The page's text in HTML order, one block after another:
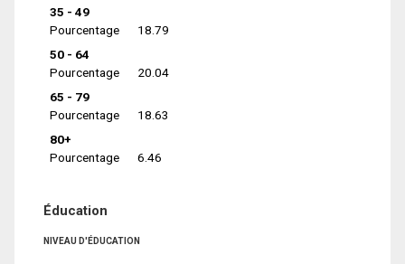
35 - 49
Pourcentage
18.79
50 - 64
Pourcentage
20.04
65 - 79
Pourcentage
18.63
80+
Pourcentage
6.46
Éducation
NIVEAU D'ÉDUCATION